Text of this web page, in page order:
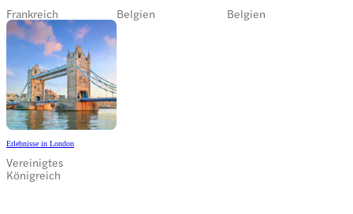
Frankreich Belgien Belgien
Erlebnisse in London
Vereinigtes
Königreich